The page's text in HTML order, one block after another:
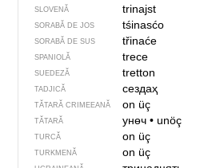
SLOVENĂ trinajst
SORABĂ DE JOS tśinasćo
SORABĂ DE SUS třinaće
SPANIOLĂ trece
SUEDEZĂ tretton
TADJICĂ сездаҳ
TĂTARĂ CRIMEEANĂ on üç
TĂTARĂ унөч• unöç
TURCĂ on üç
TURKMENĂ on üç